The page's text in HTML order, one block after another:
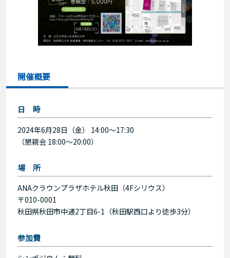
開催概要
日 時
2024年6月28日（金） 14:00〜17:30
（懇親会 18:00〜20:00）
場 所
ANAクラウンプラザホテル秋田（4Fシリウス）
〒010-0001
秋田県秋田市中通2丁目6-1（秋田駅西口より徒歩3分）
参加費